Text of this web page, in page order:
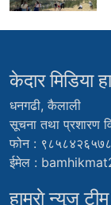
केदार मिडिया
धनगढी, कैलाली
सूचना तथा प्रशारण
फोन : ९८५८४२६५७८
ईमेल :
हाम्राे न्युज टीम